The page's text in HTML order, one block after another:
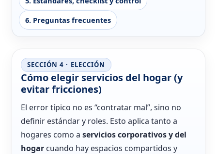
6. Preguntas frecuentes
SECCIÓN 4 · ELECCIÓN
Cómo elegir servicios del hogar (y
evitar fricciones)
El error típico no es “contratar mal”, sino no
definir estándar y roles. Esto aplica tanto a
hogares como a servicios corporativos y del
hogar cuando hay espacios compartidos y